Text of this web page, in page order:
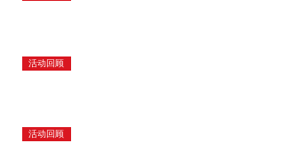
活动回顾
活动回顾